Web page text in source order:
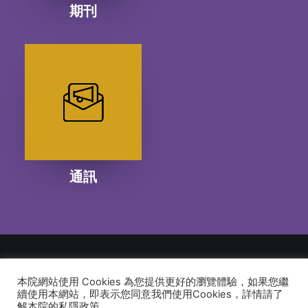
期刊
通訊
© 2026 建道神學院Alliance Bible Seminary. All rights reserved
本院網站使用 Cookies 為您提供更好的瀏覽體驗，如果您繼
續使用本網站，即表示您同意我們使用Cookies，詳情請了